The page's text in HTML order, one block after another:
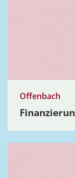
Offenbach